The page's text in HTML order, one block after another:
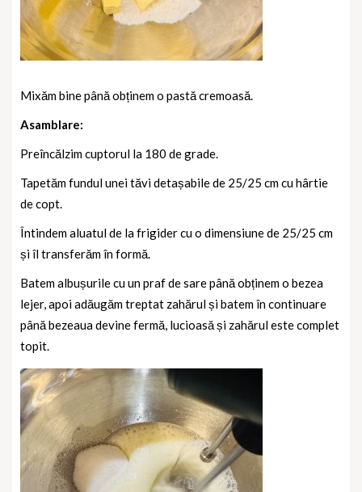
Mixăm bine până obținem o pastă cremoasă.
Asamblare:
Preîncălzim cuptorul la 180 de grade.
Tapetăm fundul unei tăvi detașabile de 25/25 cm cu hârtie
de copt.
Întindem aluatul de la frigider cu o dimensiune de 25/25 cm
și îl transferăm în formă.
Batem albușurile cu un praf de sare până obținem o bezea
lejer, apoi adăugăm treptat zahărul și batem în continuare
până bezeaua devine fermă, lucioasă și zahărul este complet
topit.